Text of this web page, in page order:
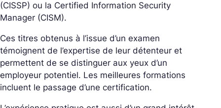
(CISSP) ou la Certified Information Security
Manager (CISM).
Ces titres obtenus à l’issue d’un examen
témoignent de l’expertise de leur détenteur et
permettent de se distinguer aux yeux d’un
employeur potentiel. Les meilleures formations
incluent le passage d’une certification.